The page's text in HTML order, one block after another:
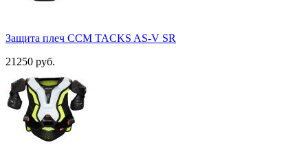
Защита плеч ССМ TACKS AS-V SR
21250 руб.